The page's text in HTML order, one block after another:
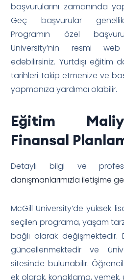
başvurularını zamanında
Geç başvurular
Programın özel
University’nin resmi
edebilirsiniz. Yurtdışı eğitim
tarihleri takip etmenize ve
yapmanıza yardımcı olabilir.
Eğitim
Finansal
Detaylı bilgi ve
danışmanlarımızla iletişime
McGill University’de yüksek
seçilen programa, yaşam
bağlı olarak değişmektedir.
güncellenmektedir ve
sitesinde bulunabilir.
ek olarak, konaklama,